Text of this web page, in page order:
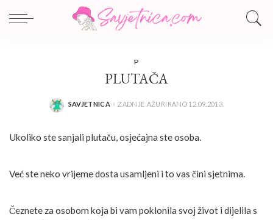
P
PLUTAČA
POSTED
SAVJETNICA ZADNJE AŽURIRANO 12.09.2013.
Ukoliko ste sanjali plutaču, osjećajna ste osoba.
Već ste neko vrijeme dosta usamljeni i to vas čini sjetnima.
Čeznete za osobom koja bi vam poklonila svoj život i dijelila s